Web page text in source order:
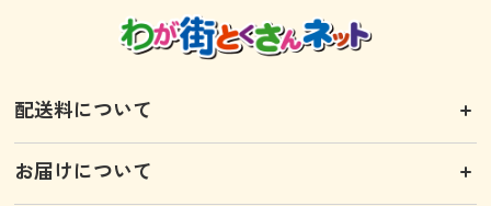
配送料について
お届けについて